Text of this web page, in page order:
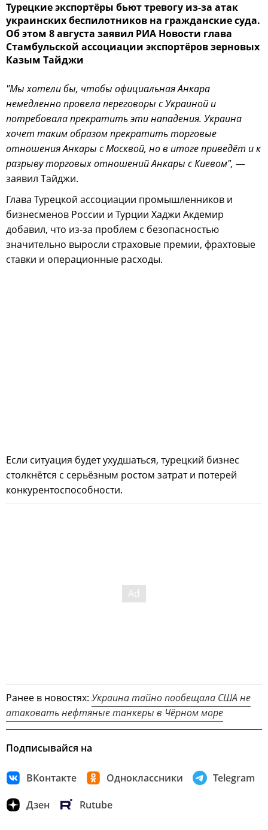
Турецкие экспортёры бьют тревогу из-за атак
украинских беспилотников на гражданские суда.
Об этом 8 августа заявил РИА Новости глава
Стамбульской ассоциации экспортёров зерновых
Казым Тайджи
"Мы хотели бы, чтобы официальная Анкара
немедленно провела переговоры с Украиной и
потребовала прекратить эти нападения. Украина
хочет таким образом прекратить торговые
отношения Анкары с Москвой, но в итоге приведёт и к
разрыву торговых отношений Анкары с Киевом", —
заявил Тайджи.
Глава Турецкой ассоциации промышленников и
бизнесменов России и Турции Хаджи Акдемир
добавил, что из-за проблем с безопасностью
значительно выросли страховые премии, фрахтовые
ставки и операционные расходы.
Если ситуация будет ухудшаться, турецкий бизнес
столкнётся с серьёзным ростом затрат и потерей
конкурентоспособности.
Ранее в новостях: Украина тайно пообещала США не
атаковать нефтяные танкеры в Чёрном море
Подписывайся на
ВКонтакте Одноклассники Telegram
Дзен Rutube